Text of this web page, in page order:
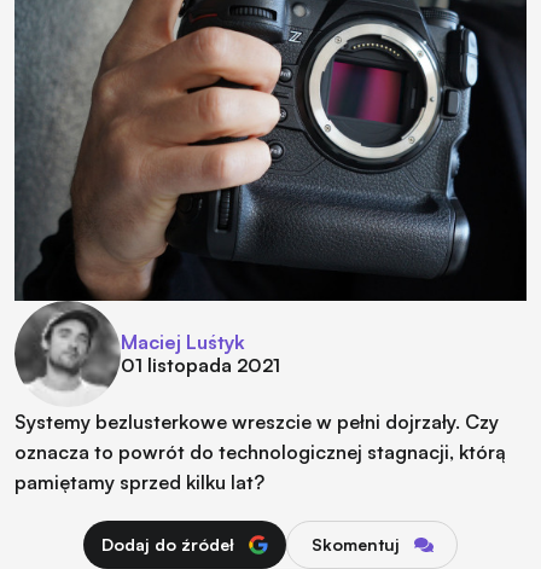
Maciej Luśtyk
01 listopada 2021
Systemy bezlusterkowe wreszcie w pełni dojrzały. Czy
oznacza to powrót do technologicznej stagnacji, którą
pamiętamy sprzed kilku lat?
Dodaj do źródeł Skomentuj